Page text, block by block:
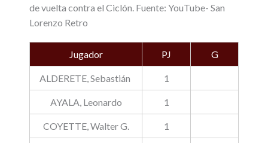
de vuelta contra el Ciclón. Fuente: YouTube- San
Lorenzo Retro
Jugador PJ G
ALDERETE, Sebastián 1
AYALA, Leonardo 1
COYETTE, Walter G. 1